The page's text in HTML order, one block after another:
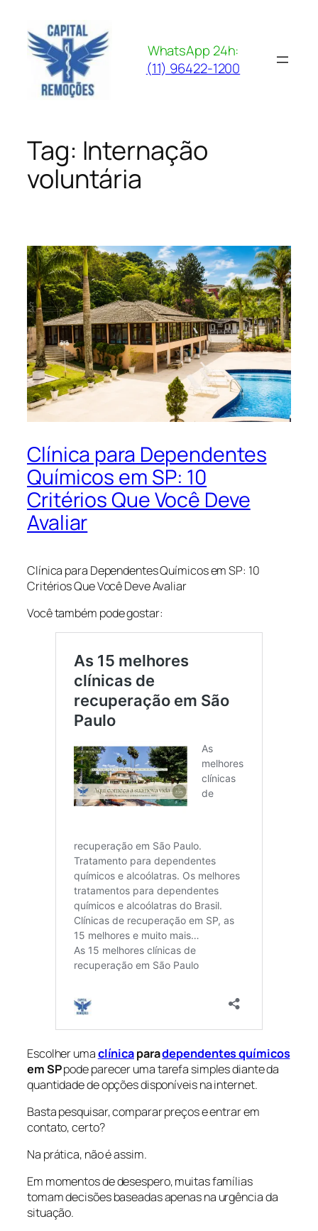
para
conteúdo
WhatsApp 24h:
(11) 96422-1200
Tag: Internação
voluntária
Clínica para Dependentes
Químicos em SP: 10
Critérios Que Você Deve
Avaliar
Clínica para Dependentes Químicos em SP: 10
Critérios Que Você Deve Avaliar
Você também pode gostar:
Escolher umaclínicaparadependentes químicos
em SPpode parecer uma tarefa simples diante da
quantidade de opções disponíveis na internet.
Basta pesquisar, comparar preços e entrar em
contato, certo?
Na prática, não é assim.
Em momentos de desespero, muitas famílias
tomam decisões baseadas apenas na urgência da
situação.